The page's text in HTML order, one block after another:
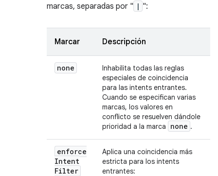
marcas, separadas por " | ":
Marcar Descripción
none
Inhabilita todas las reglas
especiales de coincidencia
para las intents entrantes.
Cuando se especifican varias
marcas, los valores en
conflicto se resuelven dándole
prioridad a la marca
none .
enforce
Intent
Filter
Aplica una coincidencia más
estricta para los intents
entrantes: